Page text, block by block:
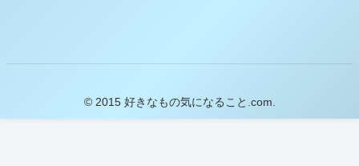
© 2015 好きなもの気になること.com.